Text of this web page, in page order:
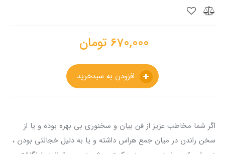
670,000 تومان
اگر شما مخاطب عزیز از فن بیان و سخنوری بی بهره بوده و یا از
سخن راندن در میان جمع هراس داشته و یا به دلیل خجالتی بودن ،